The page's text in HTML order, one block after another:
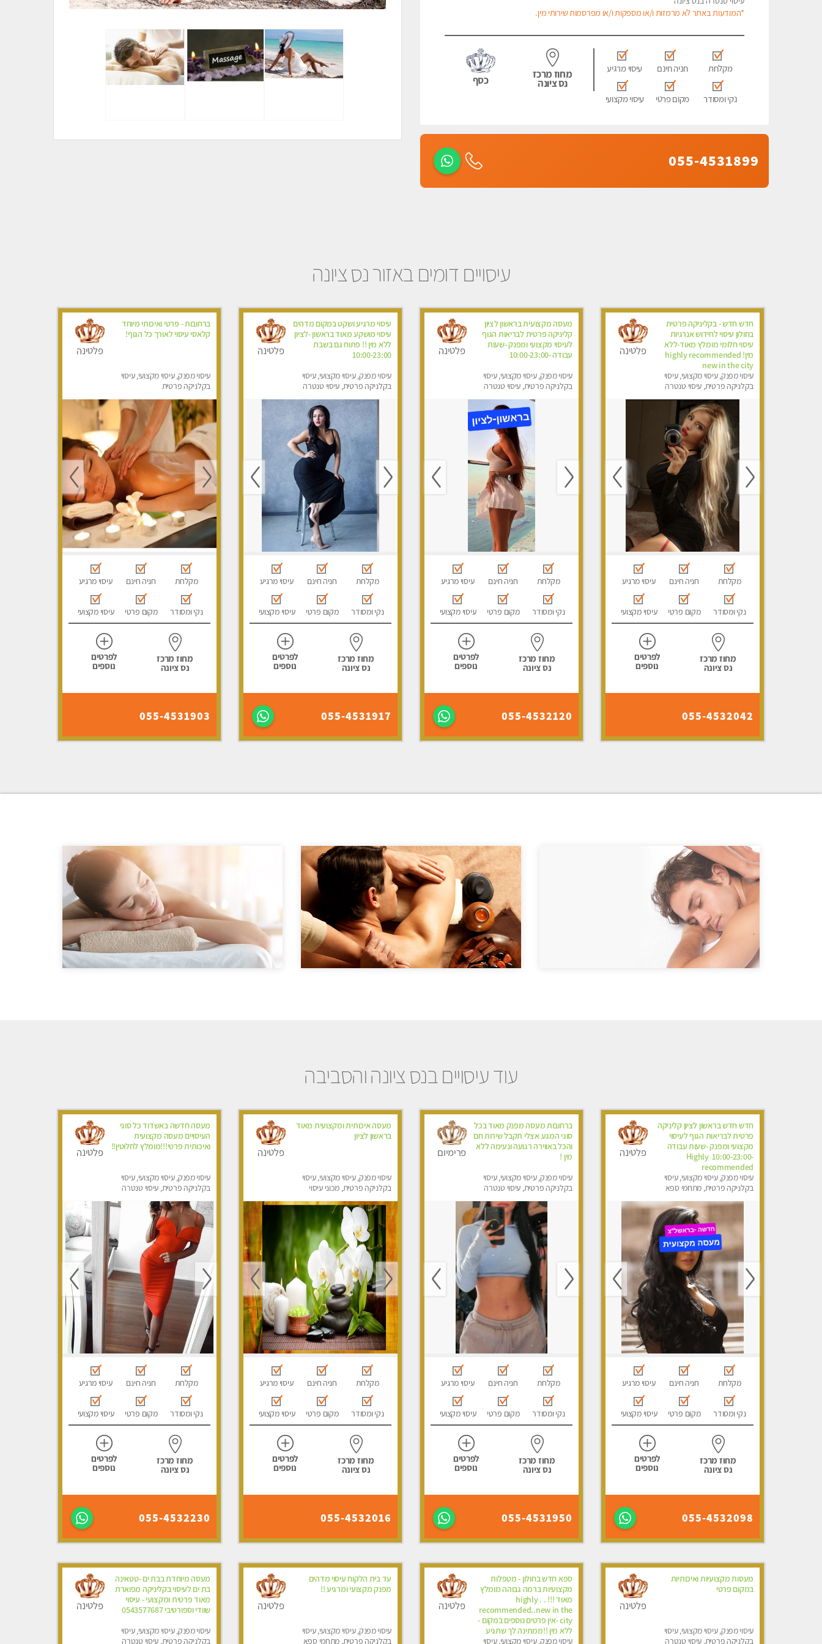
*המודעות באתר לא מרמזות ו/או מספקות ו/או מפרסמות שירותי מין.
מקלחת חניה חינם עיסוי מרגיע
נקי ומסודר מקום פרטי עיסוי מקצועי
מחוז מרכז
נס ציונה כסף
055-4531899
עיסויים דומים באזור נס ציונה
חדש חדש - בקליניקה פרטית
בחולון עיסוי לחידוש אנרגיות
עיסוי חלומי מומלץ מאוד-ללא
מין! highly recommended
new in the city
עיסוי מפנק, עיסוי מקצועי, עיסוי
בקלניקה פרטית, עיסוי טנטרה
פלטינה
מקלחת חניה חינם עיסוי מרגיע
נקי ומסודר מקום פרטי עיסוי מקצועי
מחוז מרכז
נס ציונה
לפרטים
נוספים
055-4532042
מעסה מקצועית בראשון לציון
קליניקה פרטית לבריאות הגוף
לעיסוי מקצועי ומפנק -שעות
עבודה -10:00-23:00
עיסוי מפנק, עיסוי מקצועי, עיסוי
בקלניקה פרטית, עיסוי טנטרה
פלטינה
מקלחת חניה חינם עיסוי מרגיע
נקי ומסודר מקום פרטי עיסוי מקצועי
מחוז מרכז
נס ציונה
לפרטים
נוספים
055-4532120
עיסוי מרגיע ושקט במקום מדהים
עיסוי מושקע מאוד בראשון -לציון
ללא מין !! פתוח גם בשבת
10:00-23:00
עיסוי מפנק, עיסוי מקצועי, עיסוי
בקלניקה פרטית, עיסוי טנטרה
פלטינה
מקלחת חניה חינם עיסוי מרגיע
נקי ומסודר מקום פרטי עיסוי מקצועי
מחוז מרכז
נס ציונה
לפרטים
נוספים
055-4531917
ברחובות - פרטי ואיכותי מיוחד
קלאסי עיסוי לאורך כל הגוף!
עיסוי מפנק, עיסוי מקצועי, עיסוי
בקלניקה פרטית
פלטינה
מקלחת חניה חינם עיסוי מרגיע
נקי ומסודר מקום פרטי עיסוי מקצועי
מחוז מרכז
נס ציונה
לפרטים
נוספים
055-4531903
עוד עיסויים בנס ציונה והסביבה
חדש חדש בראשון לציון קליניקה
פרטית לבריאות הגוף לעיסוי
מקצועי ומפנק -שעות עבודה
-10:00-23:00 ​​​​​​ Highly
recommended
עיסוי מפנק, עיסוי מקצועי, עיסוי
בקלניקה פרטית, מתחמי ספא
פלטינה
מקלחת חניה חינם עיסוי מרגיע
נקי ומסודר מקום פרטי עיסוי מקצועי
מחוז מרכז
נס ציונה
לפרטים
נוספים
055-4532098
ברחובות מעסה מפנק מאוד בכל
סוגי המגע אצלי תקבל שירות חם
והכל באווירה רגועה ונעימה ללא
מין !
עיסוי מפנק, עיסוי מקצועי, עיסוי
בקלניקה פרטית, עיסוי טנטרה
פרימיום
מקלחת חניה חינם עיסוי מרגיע
נקי ומסודר מקום פרטי עיסוי מקצועי
מחוז מרכז
נס ציונה
לפרטים
נוספים
055-4531950
מעסה איכותית ומקצועית מאוד
בראשון לציון
עיסוי מפנק, עיסוי מקצועי, עיסוי
בקלניקה פרטית, מכוני עיסוי
פלטינה
מקלחת חניה חינם עיסוי מרגיע
נקי ומסודר מקום פרטי עיסוי מקצועי
מחוז מרכז
נס ציונה
לפרטים
נוספים
055-4532016
מעסה חדשה באשדוד כל סוגי
העיסויים מעסה מקצועית
ואיכותית פרטי!!!מומלץ לחלוטין!!
עיסוי מפנק, עיסוי מקצועי, עיסוי
בקלניקה פרטית, עיסוי טנטרה
פלטינה
מקלחת חניה חינם עיסוי מרגיע
נקי ומסודר מקום פרטי עיסוי מקצועי
מחוז מרכז
נס ציונה
לפרטים
נוספים
055-4532230
מעסות מקצועיות ואיכותיות
במקום פרטי
עיסוי מפנק, עיסוי מקצועי, עיסוי
בקלניקה פרטית, עיסוי טנטרה
פלטינה
ספא חדש בחולון - מטפלות
מקצועיות ברמה גבוהה מומלץ
מאוד !!! . . highly
recommended..new in the
city -אין פרטים נוספים במקום -
ללא מין !!ממתינה לך שתגיע
עיסוי מפנק, עיסוי מקצועי, עיסוי
פלטינה
עד בית הלקוח עיסוי מדהים
מפנק מקצועי ומרגיע !!
עיסוי מפנק, עיסוי מקצועי, עיסוי
בקלניקה פרטית, מתחמי ספא
פלטינה
מעסה מיוחדת בבת ים -טטאינה
בת ים לעיסוי בקליניקה מפוארת
מאוד פרטית ומקצועי - עיסוי
שוודי וספורטיבי 0543577687
עיסוי מפנק, עיסוי מקצועי, עיסוי
בקלניקה פרטית, עיסוי טנטרה
פלטינה